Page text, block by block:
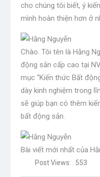
cho chúng tôi biết, ý
mình hoàn thiện hơn ở
Chào. Tôi tên là Hằng
động sản cấp cao tại
mục “Kiến thức Bất
dày kinh nghiệm trong
sẽ giúp bạn có thêm
bất động sản.
Bài viết mới nhất của
Post Views: 553